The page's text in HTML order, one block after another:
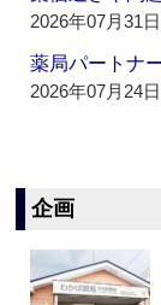
2026年07月31
薬局パートナ
2026年07月24
企画